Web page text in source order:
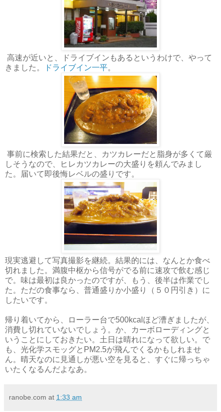
高速が近いと、ドライブインもあるというわけで、やって
きました。
ドライブイン一平。
事前に検索した結果だと、カツカレーだと脂身が多くて厳
しそうなので、ヒレカツカレーの大盛りを頼んでみまし
た。届いて即後悔レベルの盛りです。
現実逃避して写真撮影を継続。結果的には、なんとか食べ
切れました。満腹中枢から信号がでる前に速攻で飲む感じ
で。味は最初は良かったのですが、もう、後半は作業でし
た。ただの食事なら、普通盛りか小盛り（５０円引き）に
したいです。
帰り着いてから、ローラー台で500kcalほど漕ぎましたが、
消費し切れていないでしょう。か、カーボローディングと
いうことにしておきたい。土日は晴れになって欲しい。で
も、光化学スモッグとPM2.5が飛んでくるかもしれませ
ん。晴天なのに見通しが悪い空を見ると、すぐに帰っちゃ
いたくなるんだよなあ。
ranobe.com at 1:33 am